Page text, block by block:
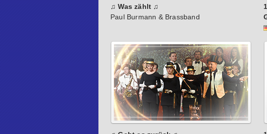
♫ Was zählt ♫
Paul Burmann & Brassband